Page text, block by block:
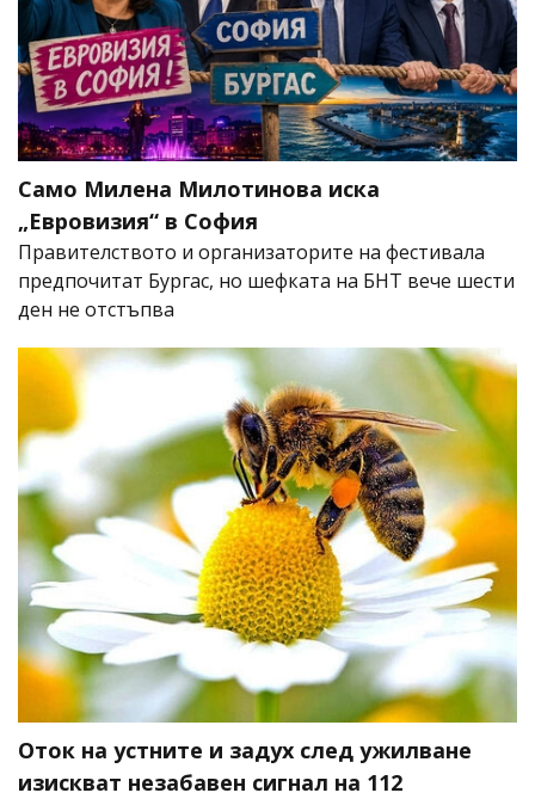
Само Милена Милотинова иска
„Евровизия“ в София
Правителството и организаторите на фестивала
предпочитат Бургас, но шефката на БНТ вече шести
ден не отстъпва
Оток на устните и задух след ужилване
изискват незабавен сигнал на 112